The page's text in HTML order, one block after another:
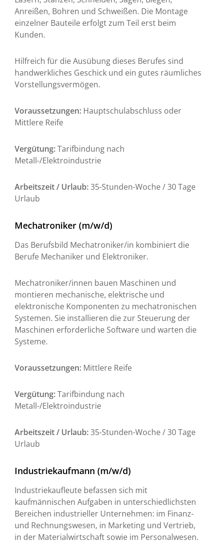
Anreißen, Bohren und Schweißen. Die Montage
einzelner Bauteile erfolgt zum Teil erst beim
Kunden.
Hilfreich für die Ausübung dieses Berufes sind
handwerkliches Geschick und ein gutes räumliches
Vorstellungsvermögen.
Voraussetzungen: Hauptschulabschluss oder
Mittlere Reife
Vergütung:Tarifbindung nach
Metall-/Elektroindustrie
Arbeitszeit / Urlaub:35-Stunden-Woche / 30 Tage
Urlaub
Mechatroniker (m/w/d)
Das Berufsbild Mechatroniker/in kombiniert die
Berufe Mechaniker und Elektroniker.
Mechatroniker/innen bauen Maschinen und
montieren mechanische, elektrische und
elektronische Komponenten zu mechatronischen
Systemen. Sie installieren die zur Steuerung der
Maschinen erforderliche Software und warten die
Systeme.
Voraussetzungen: Mittlere Reife
Vergütung:Tarifbindung nach
Metall-/Elektroindustrie
Arbeitszeit / Urlaub:35-Stunden-Woche / 30 Tage
Urlaub
Industriekaufmann (m/w/d)
Industriekaufleute befassen sich mit
kaufmännischen Aufgaben in unterschiedlichsten
Bereichen industrieller Unternehmen: im Finanz-
und Rechnungswesen, in Marketing und Vertrieb,
in der Materialwirtschaft sowie im Personalwesen.